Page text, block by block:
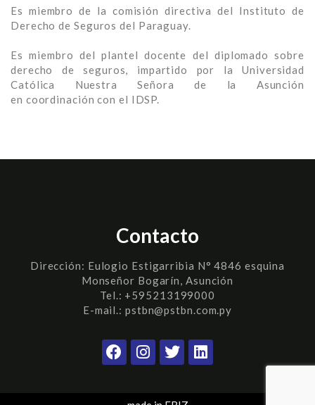
Es miembro de la comisión directiva del Instituto de
Derecho de Seguros del Paraguay.
Es miembro del plantel docente del diplomado sobre
derecho de seguros, impartido por la Universidad
Católica Nuestra Señora de la Asunción
en coordinación con el IDSP.
Contacto
Dirección: Eulogio Estigarribia N° 4846 esquina
Monseñor Bogarín, Asunción
Tel.: +595213199000
E-mail.: pstbn@pstbn.com.py